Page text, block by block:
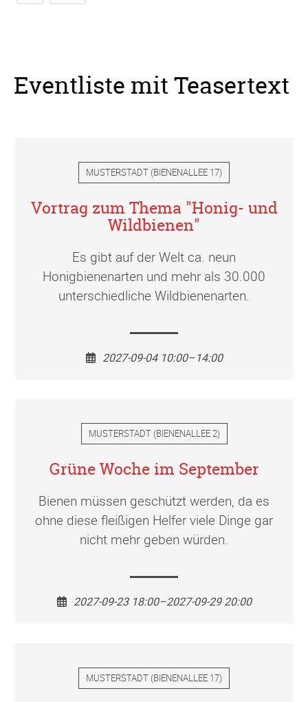
Eventliste mit Teasertext
MUSTERSTADT (BIENENALLEE 17)
Vortrag zum Thema "Honig- und
Wildbienen"
Es gibt auf der Welt ca. neun
Honigbienenarten und mehr als 30.000
unterschiedliche Wildbienenarten.
2027-09-04 10:00–14:00
MUSTERSTADT(BIENENALLEE 2)
Grüne Woche im September
Bienen müssen geschützt werden, da es
ohne diese fleißigen Helfer viele Dinge gar
nicht mehr geben würden.
2027-09-23 18:00–2027-09-29 20:00
MUSTERSTADT (BIENENALLEE 17)